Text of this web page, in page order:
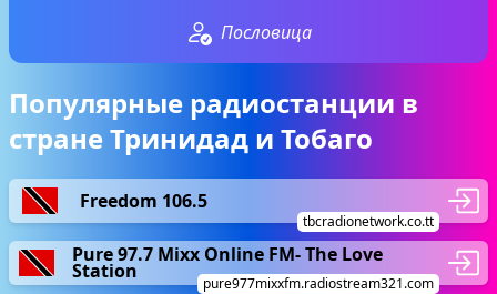
Пословица
Популярные радиостанции в
стране Тринидад и Тобаго
Freedom 106.5
tbcradionetwork.co.tt
Pure 97.7 Mixx Online FM- The Love
Station
pure977mixxfm.radiostream321.com